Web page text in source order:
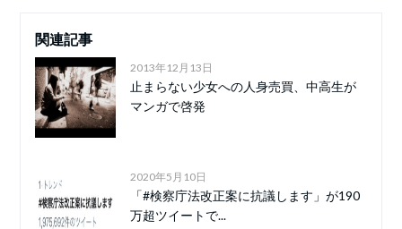
関連記事
2013年12月13日
止まらない少女への人身売買、中高生が
マンガで啓発
2020年5月10日
「#検察庁法改正案に抗議します」が190
万超ツイートで...